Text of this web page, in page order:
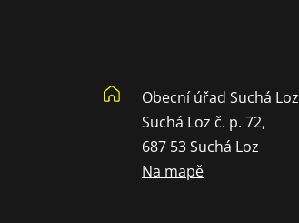
Obecní úřad Suchá Loz
Suchá Loz č. p. 72,
687 53 Suchá Loz
Na mapě